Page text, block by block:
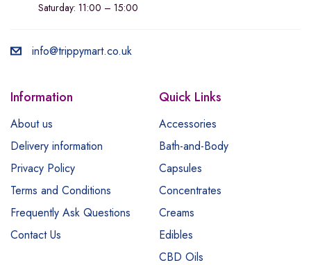
Saturday: 11:00 – 15:00
info@trippymart.co.uk
Information
About us
Delivery information
Privacy Policy
Terms and Conditions
Frequently Ask Questions
Contact Us
Quick Links
Accessories
Bath-and-Body
Capsules
Concentrates
Creams
Edibles
CBD Oils